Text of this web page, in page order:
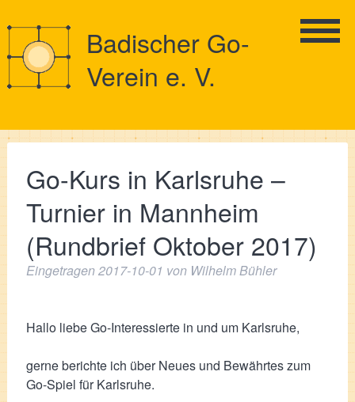
Badischer Go-
Verein e. V.
Go-Kurs in Karlsruhe –
Turnier in Mannheim
(Rundbrief Oktober 2017)
Eingetragen2017-10-01 von Wilhelm Bühler
Hallo liebe Go-Interessierte in und um Karlsruhe,
gerne berichte ich über Neues und Bewährtes zum
Go-Spiel für Karlsruhe.